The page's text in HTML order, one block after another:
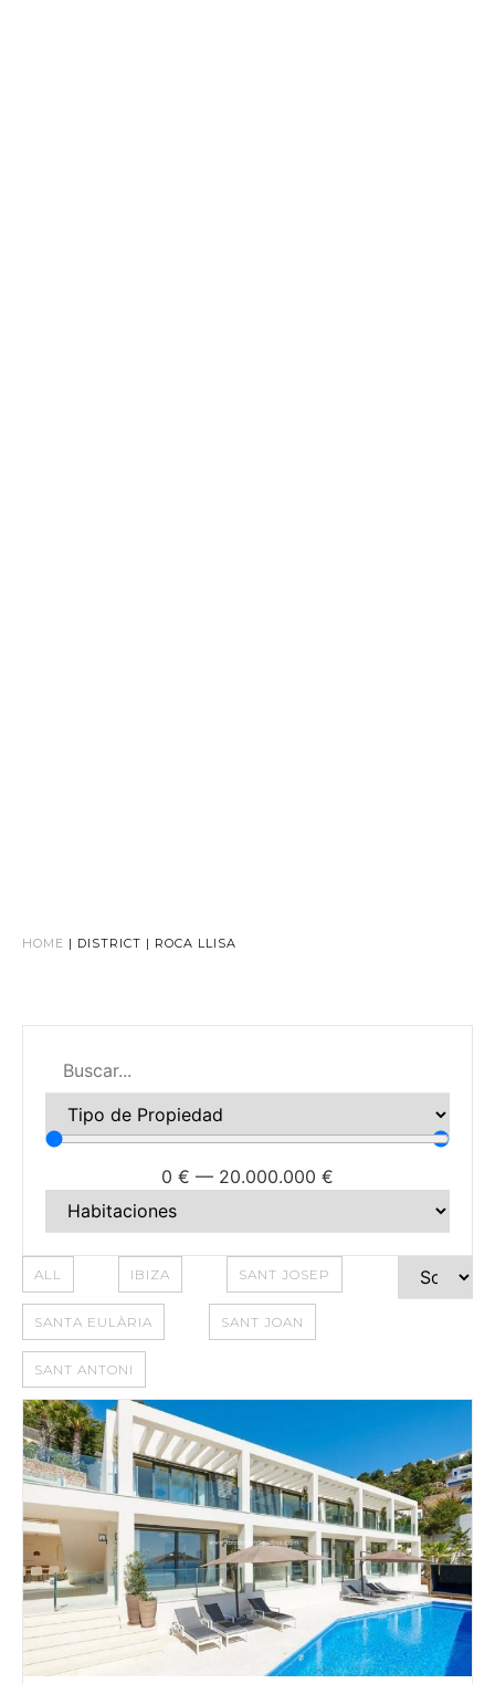
HOME | DISTRICT | ROCA LLISA
0 € — 20.000.000 €
ALL IBIZA SANT JOSEP
SANTA EULÀRIA SANT JOAN
SANT ANTONI